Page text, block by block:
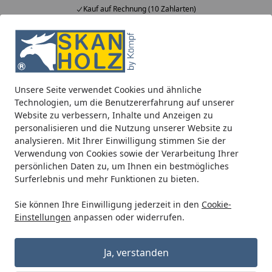
Unsere Seite verwendet Cookies und ähnliche
Technologien, um die Benutzererfahrung auf unserer
Website zu verbessern, Inhalte und Anzeigen zu
personalisieren und die Nutzung unserer Website zu
analysieren. Mit Ihrer Einwilligung stimmen Sie der
Verwendung von Cookies sowie der Verarbeitung Ihrer
persönlichen Daten zu, um Ihnen ein bestmögliches
Surferlebnis und mehr Funktionen zu bieten.
Sie können Ihre Einwilligung jederzeit in den Cookie-
Einstellungen anpassen oder widerrufen.
Ja, verstanden
Kauf auf Rechnung (10 Zahlarten)
Alle Produkte
Mein Konto
Suchen
Startseite
Kunststoff Dachrinnenset 441Bx für Weka Gartenhäuser
Kunststoff Dachrinnenset 441Bx für
Weka Gartenhäuser und
Gartenlauben